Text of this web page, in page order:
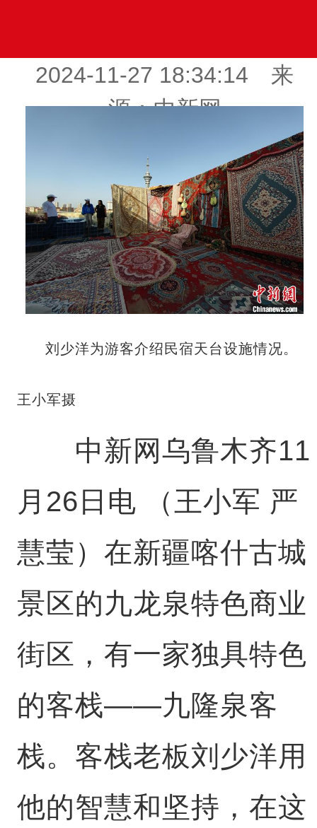
2024-11-27 18:34:14 来
源：中新网
刘少洋为游客介绍民宿天台设施情况。
王小军摄
中新网乌鲁木齐11
月26日电 （王小军 严
慧莹）在新疆喀什古城
景区的九龙泉特色商业
街区，有一家独具特色
的客栈——九隆泉客
栈。客栈老板刘少洋用
他的智慧和坚持，在这